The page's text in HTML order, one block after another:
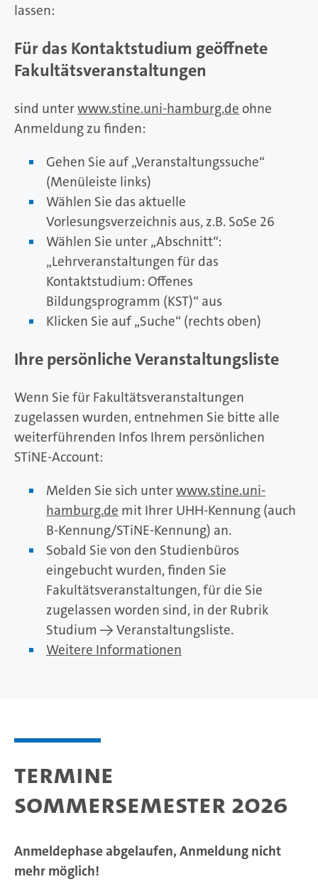
lassen:
Für das Kontaktstudium geöffnete
Fakultätsveranstaltungen
sind unterwww.stine.uni-hamburg.de ohne
Anmeldung zu finden:
Gehen Sie auf „Veranstaltungssuche“
(Menüleiste links)
Wählen Sie das aktuelle
Vorlesungsverzeichnis aus, z.B. SoSe 26
Wählen Sie unter „Abschnitt“:
„Lehrveranstaltungen für das
Kontaktstudium: Offenes
Bildungsprogramm (KST)“ aus
Klicken Sie auf „Suche“ (rechts oben)
Ihre persönliche Veranstaltungsliste
Wenn Sie für Fakultätsveranstaltungen
zugelassen wurden, entnehmen Sie bitte alle
weiterführenden Infos Ihrem persönlichen
STiNE-Account:
Melden Sie sich unterwww.stine.uni-
hamburg.de mit Ihrer UHH-Kennung (auch
B-Kennung/STiNE-Kennung) an.
Sobald Sie von den Studienbüros
eingebucht wurden, finden Sie
Fakultätsveranstaltungen, für die Sie
zugelassen worden sind, in der Rubrik
Studium -> Veranstaltungsliste.
Weitere Informationen
Termine
Sommersemester 2026
Anmeldephase abgelaufen, Anmeldung nicht
mehr möglich!